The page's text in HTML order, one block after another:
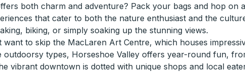
both charm and adventure? Pack your bags and hop on
that cater to both the nature enthusiast and the
biking, or simply soaking up the stunning views.
to skip the MacLaren Art Centre, which houses
outdoorsy types, Horseshoe Valley offers year-round fun,
vibrant downtown is dotted with unique shops and local